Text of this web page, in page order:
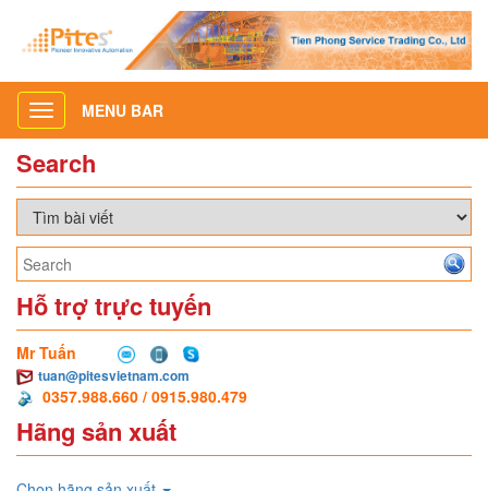
Toggle
navigation
MENU BAR
Search
Hỗ trợ trực tuyến
Mr Tuấn
tuan@pitesvietnam.com
0357.988.660 / 0915.980.479
Hãng sản xuất